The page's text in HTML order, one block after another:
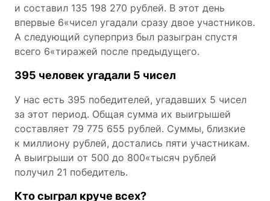
и составил 135 198 270 рублей. В этот день
впервые 6«чисел угадали сразу двое участников.
А следующий суперприз был разыгран спустя
всего 6«тиражей после предыдущего.
395 человек угадали 5 чисел
У нас есть 395 победителей, угадавших 5 чисел
за этот период. Общая сумма их выигрышей
составляет 79 775 655 рублей. Суммы, близкие
к миллиону рублей, достались пяти участникам.
А выигрыши от 500 до 800«тысяч рублей
получил 21 победитель.
Кто сыграл круче всех?